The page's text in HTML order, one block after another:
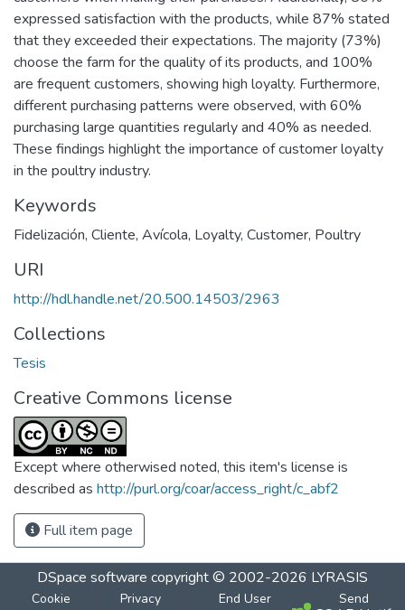
expressed satisfaction with the products, while 87% stated
that they exceeded their expectations. The majority (73%)
choose the farm for the quality of its products, and 100%
are frequent customers, showing high loyalty. Furthermore,
different purchasing patterns were observed, with 60%
purchasing large quantities regularly and 40% as needed.
These findings highlight the importance of customer loyalty
in the poultry industry.
Keywords
Fidelización, Cliente, Avícola, Loyalty, Customer, Poultry
URI
http://hdl.handle.net/20.500.14503/2963
Collections
Tesis
Creative Commons license
Except where otherwised noted, this item's license is
described as http://purl.org/coar/access_right/c_abf2
Full item page
DSpace software copyright © 2002-2026 LYRASIS
Cookie
Privacy
End User
Send